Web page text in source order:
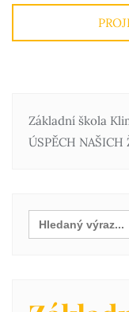
Základní škola
ÚSPĚCH NAŠICH
Search
for: